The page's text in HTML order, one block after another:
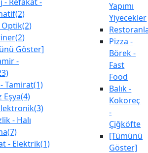
Optik(2)
Göster]
-
Tamirat(1)
Eşya(4)
- Halı
- Elektrik(1)
Yapımı
Yiyecekler
Pizza -
Börek -
Fast
Food
Balık -
Kokoreç
-
Çiğköfte
[Tümünü
Göster]